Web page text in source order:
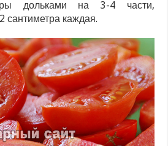
дольками на 3-4 части,
каждая.